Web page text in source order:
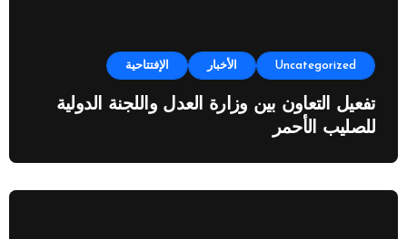
Uncategorized الأخبار الإفتتاحية
تفعيل التعاون بين وزارة العدل واللجنة الدولية
للصليب الأحمر